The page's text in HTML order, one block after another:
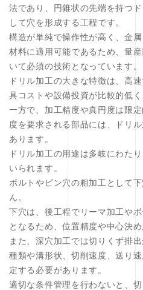
法であり、円錐状の先端を持つ
して穴を形成する工程です。
構造が単純で操作性が高く、金
材料に適用可能であるため、量
いて必須の技術となっています。
ドリル加工の大きな特徴は、高
具コストや設備投資が比較的低
一方で、加工精度や真円度は限
度を要求される部品には、ドリ
あります。
ドリル加工の用途は多岐にわた
いられます。
ボルトやピン穴の粗加工として
ん。
下穴は、後工程でリーマ加工や
となるため、位置精度や中心決め
また、深穴加工では切りくず排
種類や溝形状、切削速度、送り
定する必要があります。
適切な条件管理を行わないと、